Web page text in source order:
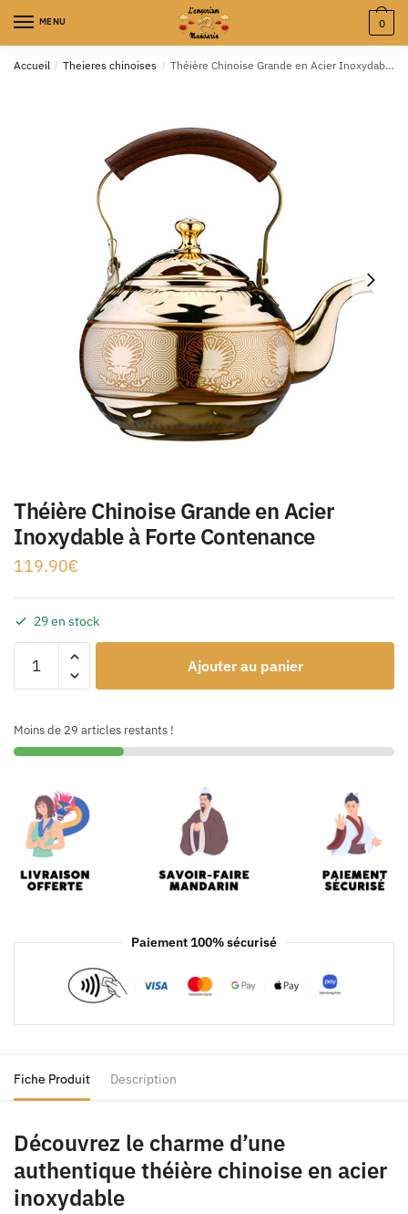
MENU 0
Accueil / Theieres chinoises / Théière Chinoise Grande en Acier Inoxydable à Forte Contenance
Théière Chinoise Grande en Acier
Inoxydable à Forte Contenance
119.90€
29 en stock
Ajouter au panier
Moins de 29 articles restants !
Paiement 100% sécurisé
Fiche Produit Description
Découvrez le charme d’une
authentique théière chinoise en acier
inoxydable